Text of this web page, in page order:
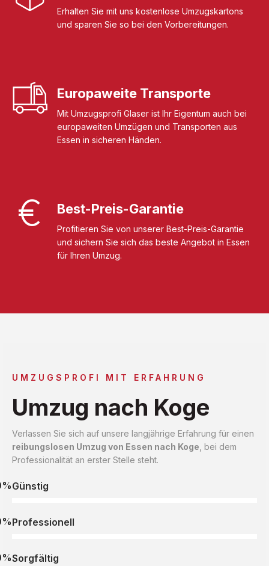
Erhalten Sie mit uns kostenlose Umzugskartons
und sparen Sie so bei den Vorbereitungen.
Europaweite Transporte
Mit Umzugsprofi Glaser ist Ihr Eigentum auch bei
europaweiten Umzügen und Transporten aus
Essen in sicheren Händen.
Best-Preis-Garantie
Profitieren Sie von unserer Best-Preis-Garantie
und sichern Sie sich das beste Angebot in Essen
für Ihren Umzug.
UMZUGSPROFI MIT ERFAHRUNG
Umzug nach Koge
Verlassen Sie sich auf unsere langjährige Erfahrung für einen
reibungslosen Umzug von Essen nach Koge , bei dem
Professionalität an erster Stelle steht.
Günstig
Professionell
Sorgfältig